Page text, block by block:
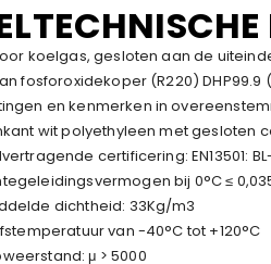
koelgas, gesloten aan de
fosforoxidekoper (R220) DHP99.9
en kenmerken in
wit polyethyleen met gesloten
certificering: EN13501: BL-
bij 0°C ≤
dichtheid: 33Kg/m3
van -40°C tot +120°C
μ > 5000